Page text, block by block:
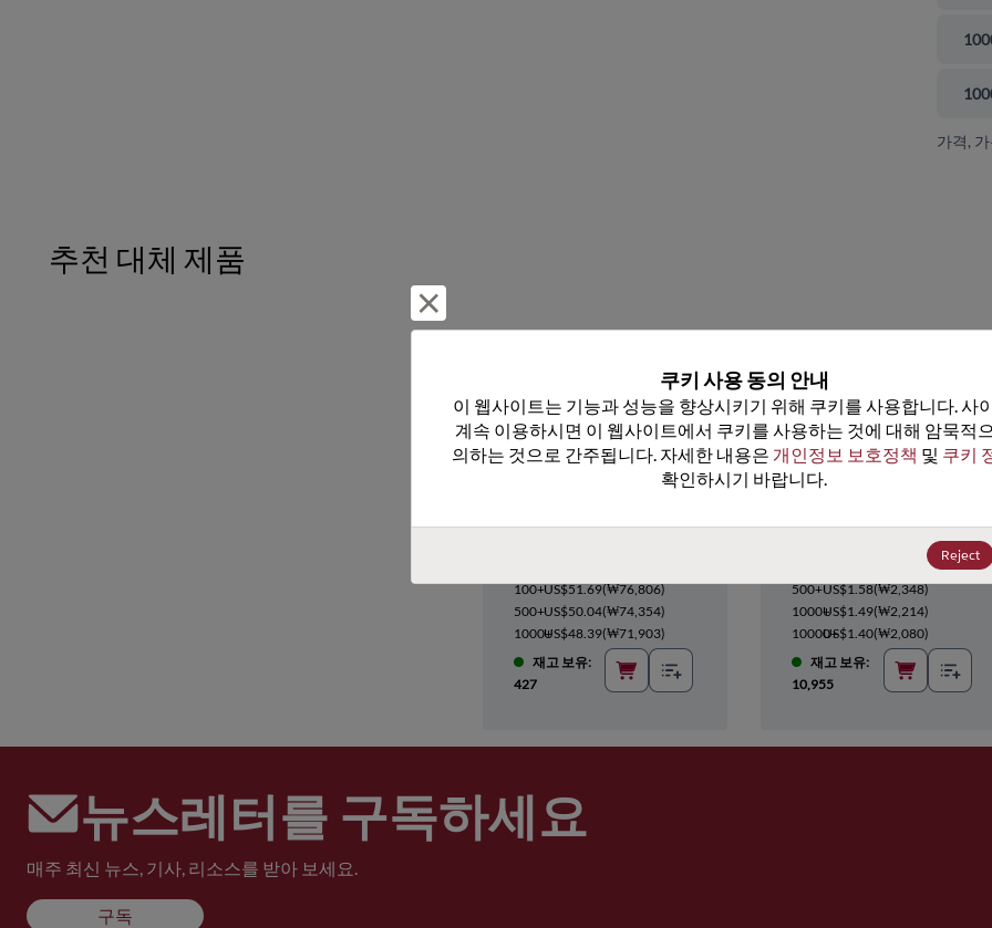
가격,
추천 대체 제품
100+US$51.69(₩76,806)
500+US$50.04(₩74,354)
1000+US$48.39(₩71,903)
재고 보유:
427
DG309CJ
)
)
500+US$1.58(₩2,348)
1000+US$1.49(₩2,214)
10000+US$1.40(₩2,080)
재고 보유:
10,955
뉴스레터를 구독하세요
매주 최신 뉴스, 기사, 리소스를 받아 보세요.
구독
쿠키 사용 동의 안내
이 웹사이트는 기능과 성능을 향상시키기 위해 쿠키를 사용합니다. 사
계속 이용하시면 이 웹사이트에서 쿠키를 사용하는 것에 대해 암묵적
의하는 것으로 간주됩니다. 자세한 내용은 개인정보 보호정책 및 쿠키
확인하시기 바랍니다.
Reject